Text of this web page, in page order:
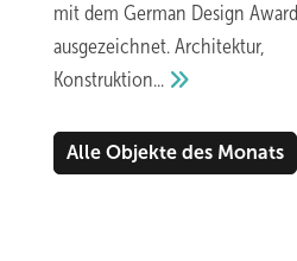
mit dem German Design Award
ausgezeichnet. Architektur,
Konstruktion...
Alle Objekte des Monats